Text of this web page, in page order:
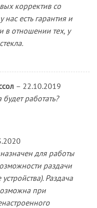
корректив со
есть гарантия и
в отношении тех, у
– 22.10.2019
работать?
для работы
раздачи
Раздача
при